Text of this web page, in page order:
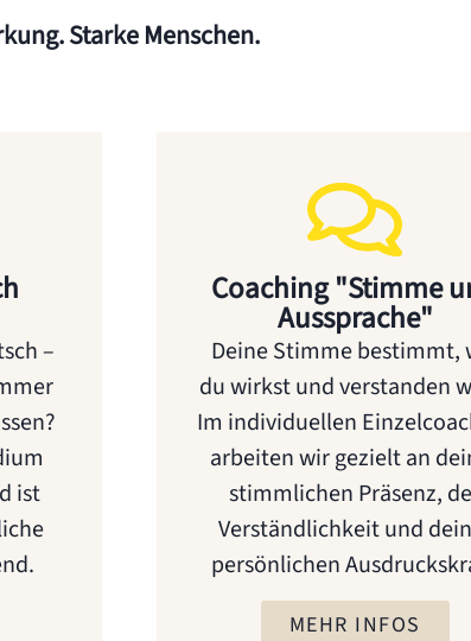
Starke Menschen.
–
ist
Coaching "Stimme
Aussprache"
Deine Stimme bestimmt,
du wirkst und verstanden
Im individuellen
arbeiten wir gezielt an
stimmlichen Präsenz,
Verständlichkeit und
persönlichen
MEHR INFOS